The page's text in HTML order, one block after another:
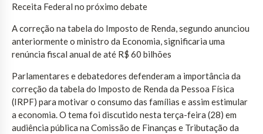
Receita Federal no próximo debate
A correção na tabela do Imposto de Renda, segundo anunciou
anteriormente o ministro da Economia, significaria uma
renúncia fiscal anual de até R$ 60 bilhões
Parlamentares e debatedores defenderam a importância da
correção da tabela do Imposto de Renda da Pessoa Física
(IRPF) para motivar o consumo das famílias e assim estimular
a economia. O tema foi discutido nesta terça-feira (28) em
audiência pública na Comissão de Finanças e Tributação da